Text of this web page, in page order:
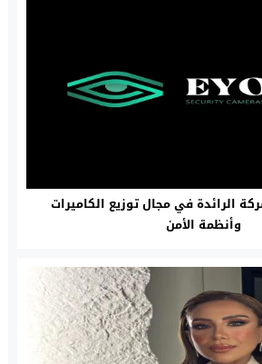
الرائدة في مجال توزيع الكاميرات
وأنظمة الأمن